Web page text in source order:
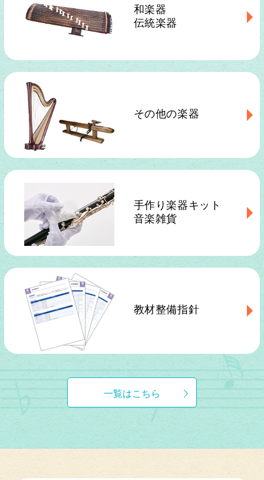
和楽器
伝統楽器
その他の楽器
手作り楽器キット
音楽雑貨
教材整備指針
一覧はこちら